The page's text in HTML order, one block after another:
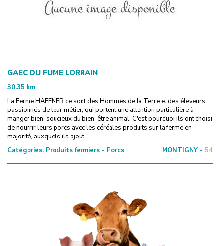
GAEC DU FUME LORRAIN
30.35 km
La Ferme HAFFNER ce sont des Hommes de la Terre et des éleveurs
passionnés de leur métier, qui portent une attention particulière à
manger bien, soucieux du bien-être animal. C'est pourquoi ils ont choisi
de nourrir leurs porcs avec les céréales produits sur la ferme en
majorité, auxquels ils ajout...
Catégories: Produits fermiers - Porcs MONTIGNY - 54